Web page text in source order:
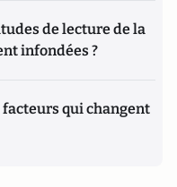
de lecture de la
infondées ?
facteurs qui changent